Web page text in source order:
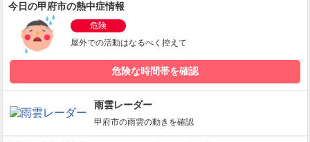
今日の甲府市の熱中症情報
危険
屋外での活動はなるべく控えて
危険な時間帯を確認
雨雲レーダー
甲府市の雨雲の動きを確認